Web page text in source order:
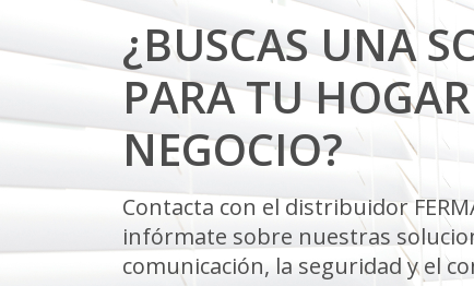
¿BUSCAS UNA
PARA TU
NEGOCIO?
Contacta con el distribuidor
infórmate sobre nuestras
comunicación, la seguridad y el